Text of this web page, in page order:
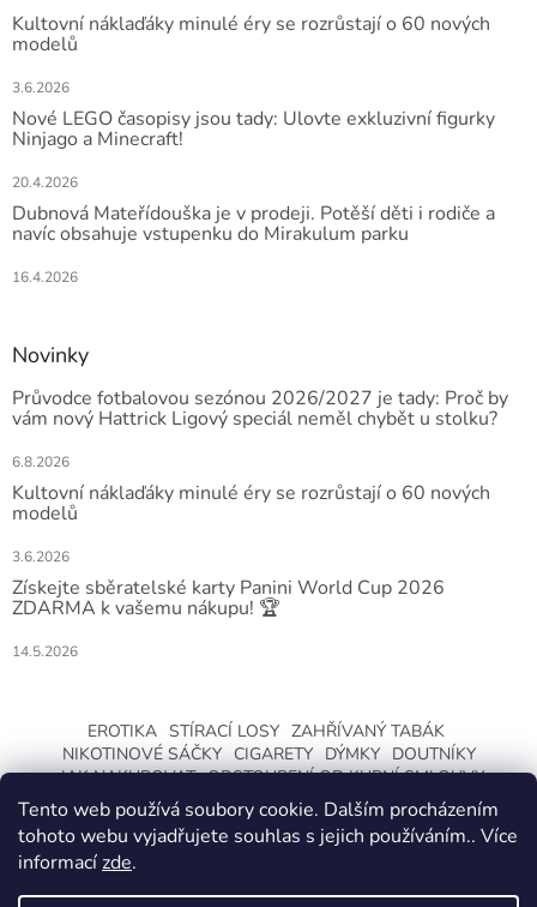
Tento web používá soubory cookie. Dalším procházením
tohoto webu vyjadřujete souhlas s jejich používáním.. Více
informacízde.
Kultovní náklaďáky minulé éry se rozrůstají o 60 nových
modelů
3.6.2026
Nové LEGO časopisy jsou tady: Ulovte exkluzivní figurky
Ninjago a Minecraft!
20.4.2026
Dubnová Mateřídouška je v prodeji. Potěší děti i rodiče a
navíc obsahuje vstupenku do Mirakulum parku
16.4.2026
Novinky
Průvodce fotbalovou sezónou 2026/2027 je tady: Proč by
vám nový Hattrick Ligový speciál neměl chybět u stolku?
6.8.2026
Kultovní náklaďáky minulé éry se rozrůstají o 60 nových
modelů
3.6.2026
Získejte sběratelské karty Panini World Cup 2026
ZDARMA k vašemu nákupu! 🏆
14.5.2026
EROTIKA STÍRACÍ LOSY ZAHŘÍVANÝ TABÁK
NIKOTINOVÉ SÁČKY CIGARETY DÝMKY
DOUTNÍKY
JAK NAKUPOVAT ODSTOUPENÍ OD KUPNÍ SMLOUVY